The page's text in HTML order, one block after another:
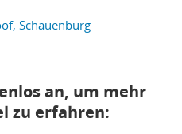
Schauenburg
an, um mehr
zu erfahren: